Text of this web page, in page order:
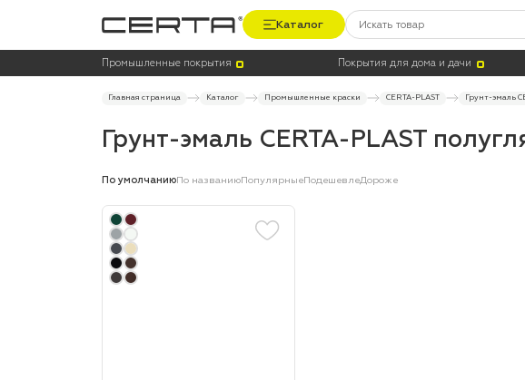
Каталог
Промышленные покрытия Покрытия для дома и дачи
Главная страница Каталог Промышленные краски CERTA-PLAST Грунт-эмаль
Грунт-эмаль CERTA-PLAST
Тара
По умолчаниюПо названиюПопулярныеПодешевлеДороже